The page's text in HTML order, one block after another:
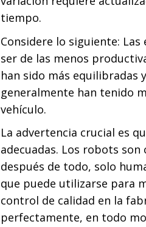
tiempo.
Considere lo siguiente:
ser de las menos
han sido más
generalmente han tenido
vehículo.
La advertencia crucial es
adecuadas. Los robots
después de todo, solo
que puede utilizarse para
control de calidad en la
perfectamente, en todo